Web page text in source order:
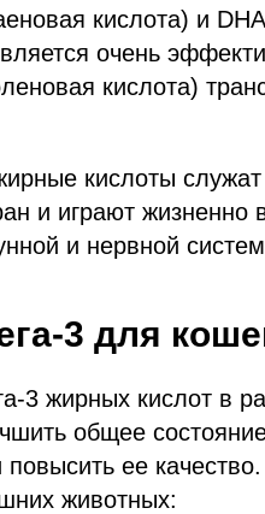
кислота) и
очень
кислота)
кислоты
и играют жизненно
и нервной
3 для
3 жирных кислот в
общее
повысить ее
животных: